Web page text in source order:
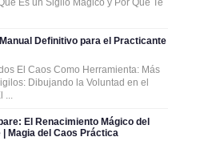
Definitivo para el Practicante
El Caos Como Herramienta: Más
Dibujando la Voluntad en el
El Renacimiento Mágico del
Magia del Caos Práctica